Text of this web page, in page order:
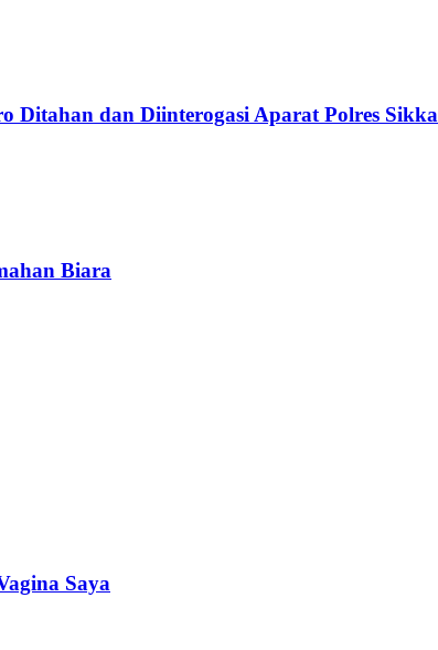
Ditahan dan Diinterogasi Aparat Polres Sikka
Biara
Saya